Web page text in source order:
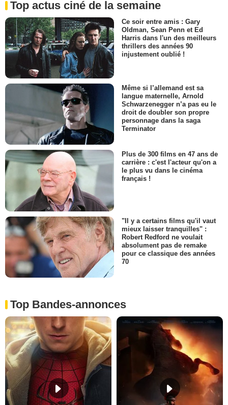
Top actus ciné de la semaine
Ce soir entre amis : Gary
Oldman, Sean Penn et Ed
Harris dans l'un des meilleurs
thrillers des années 90
injustement oublié !
Même si l’allemand est sa
langue maternelle, Arnold
Schwarzenegger n’a pas eu le
droit de doubler son propre
personnage dans la saga
Terminator
Plus de 300 films en 47 ans de
carrière : c'est l'acteur qu'on a
le plus vu dans le cinéma
français !
"Il y a certains films qu'il vaut
mieux laisser tranquilles" :
Robert Redford ne voulait
absolument pas de remake
pour ce classique des années
70
Top Bandes-annonces